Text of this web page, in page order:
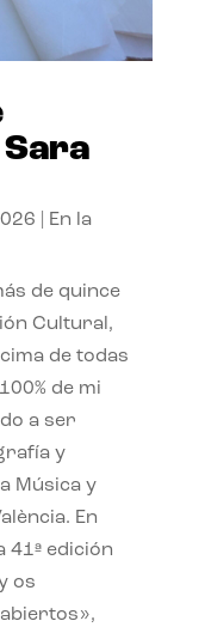
En la
de quince
Cultural,
de todas
de mi
a ser
y
Música y
En
41ª edición
os